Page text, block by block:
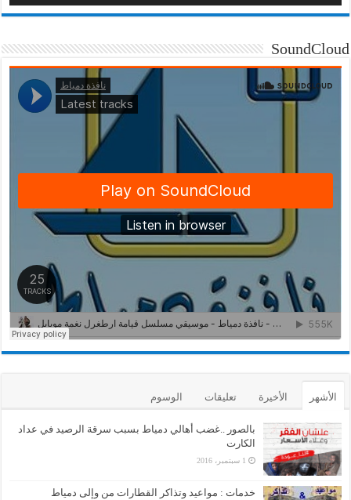
SoundCloud
الأشهر الأخيرة تعليقات الوسوم
بالصور ..غضب أهالي دمياط بسبب سرقة الرصيد في عداد
الكارت
1 سبتمبر، 2016
خدمات : مواعيد وتذاكر القطارات من وإلى دمياط